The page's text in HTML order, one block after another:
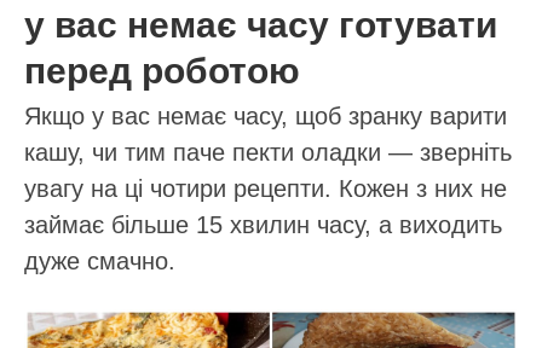
у вас немає часу готувати
перед роботою
Якщо у вас немає часу, щоб зранку варити
кашу, чи тим паче пекти оладки — зверніть
увагу на ці чотири рецепти. Кожен з них не
займає більше 15 хвилин часу, а виходить
дуже смачно.